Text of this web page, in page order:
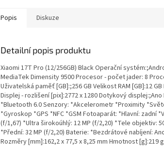
Popis Diskuze
Detailní popis produktu
Xiaomi 17T Pro (12/256GB) Black Operační
MediaTek Dimensity 9500 Procesor - počet jader: 8
Uživatelská paměť [GB]:;256 GB Velikost RAM [GB]:12
Displej - rozlišení [pix]:2772 x 1280 Dotykový displej:;Ano
*Bluetooth 6.0 Senzory: *Akcelerometr *Proximity
*Gyroskop *GPS *NFC *GSM Fotoaparát: *Hlavní: zadní
(f/1,67) *Ultra širokoúhlý: 12 MP (f/2,20) *Tele objektiv:
*Přední: 32 MP (f/2,20) Baterie: *Bezdrátové nabíjení:
Rozměry [mm]:162,2 x 77,5 x 8,25 mm Hmotnost [g]:219